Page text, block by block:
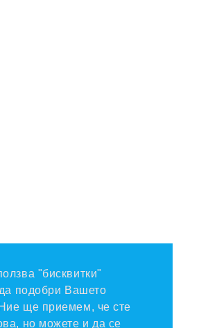
"бисквитки"
подобри Вашето
ще приемем, че сте
но можете и да се